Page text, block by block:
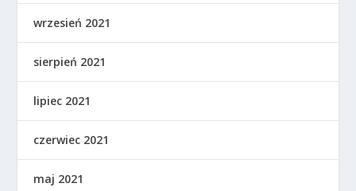
wrzesień 2021
sierpień 2021
lipiec 2021
czerwiec 2021
maj 2021